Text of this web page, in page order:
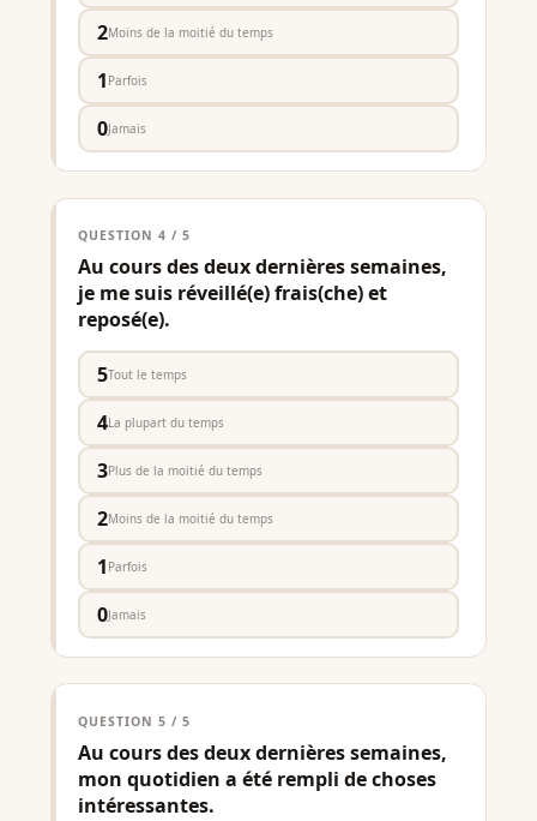
2Moins de la moitié du temps
1 Parfois
0Jamais
QUESTION 4 / 5
Au cours des deux dernières semaines,
je me suis réveillé(e) frais(che) et
reposé(e).
5Tout le temps
4La plupart du temps
3Plus de la moitié du temps
2Moins de la moitié du temps
1 Parfois
0Jamais
QUESTION 5 / 5
Au cours des deux dernières semaines,
mon quotidien a été rempli de choses
intéressantes.